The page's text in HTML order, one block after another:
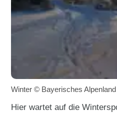
Winter © Bayerisches Alpenland
Hier wartet auf die